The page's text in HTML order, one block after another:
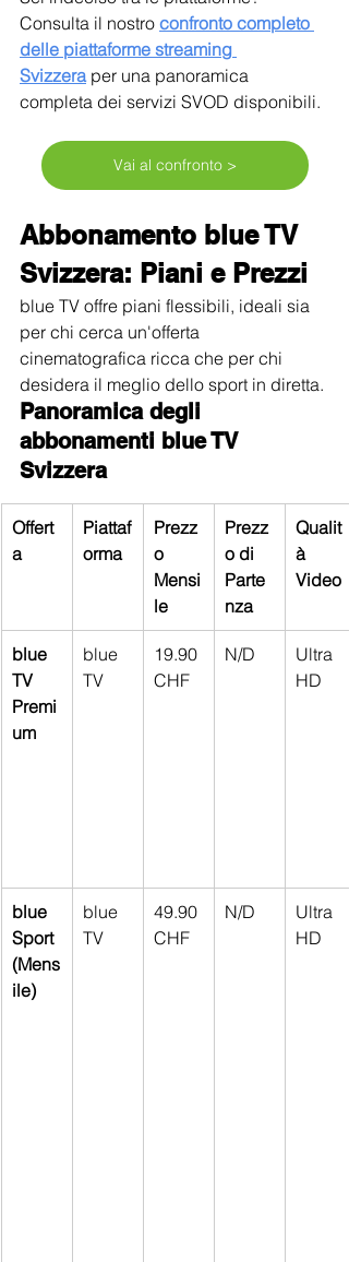
Consulta il nostro confronto completo
delle piattaforme streaming
Svizzera per una panoramica
completa dei servizi SVOD disponibili.
Vai al confronto >
Abbonamento blue TV
Svizzera: Piani e Prezzi
blue TV offre piani flessibili, ideali sia
per chi cerca un'offerta
cinematografica ricca che per chi
desidera il meglio dello sport in diretta.
Panoramica degli
abbonamenti blue TV
Svizzera
Offert
a
Piattaf
orma
Prezz
o
Mensi
le
Prezz
o di
Parte
nza
Qualit
à
Video
blue
TV
Premi
um
blue
TV
19.90
CHF
N/D
Ultra
HD
blue
Sport
(Mens
ile)
blue
TV
49.90
CHF
N/D
Ultra
HD